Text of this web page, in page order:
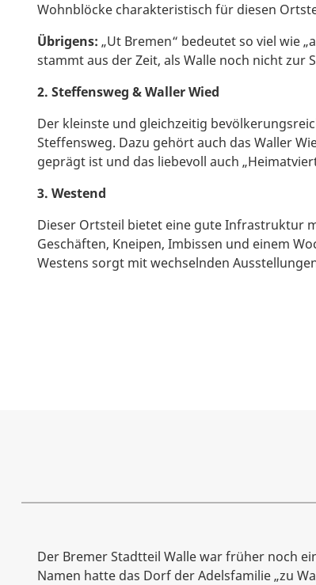
Wohnblöcke charakteristisch für diesen
Übrigens: „Ut Bremen“ bedeutet so viel wie
stammt aus der Zeit, als Walle noch nicht zur
2. Steffensweg & Waller Wied
Der kleinste und gleichzeitig
Steffensweg. Dazu gehört auch das Waller
geprägt ist und das liebevoll auch
3. Westend
Dieser Ortsteil bietet eine gute Infrastruktur
Geschäften, Kneipen, Imbissen und einem
Westens sorgt mit wechselnden
Der Bremer Stadtteil Walle war früher noch
Namen hatte das Dorf der Adelsfamilie „zu